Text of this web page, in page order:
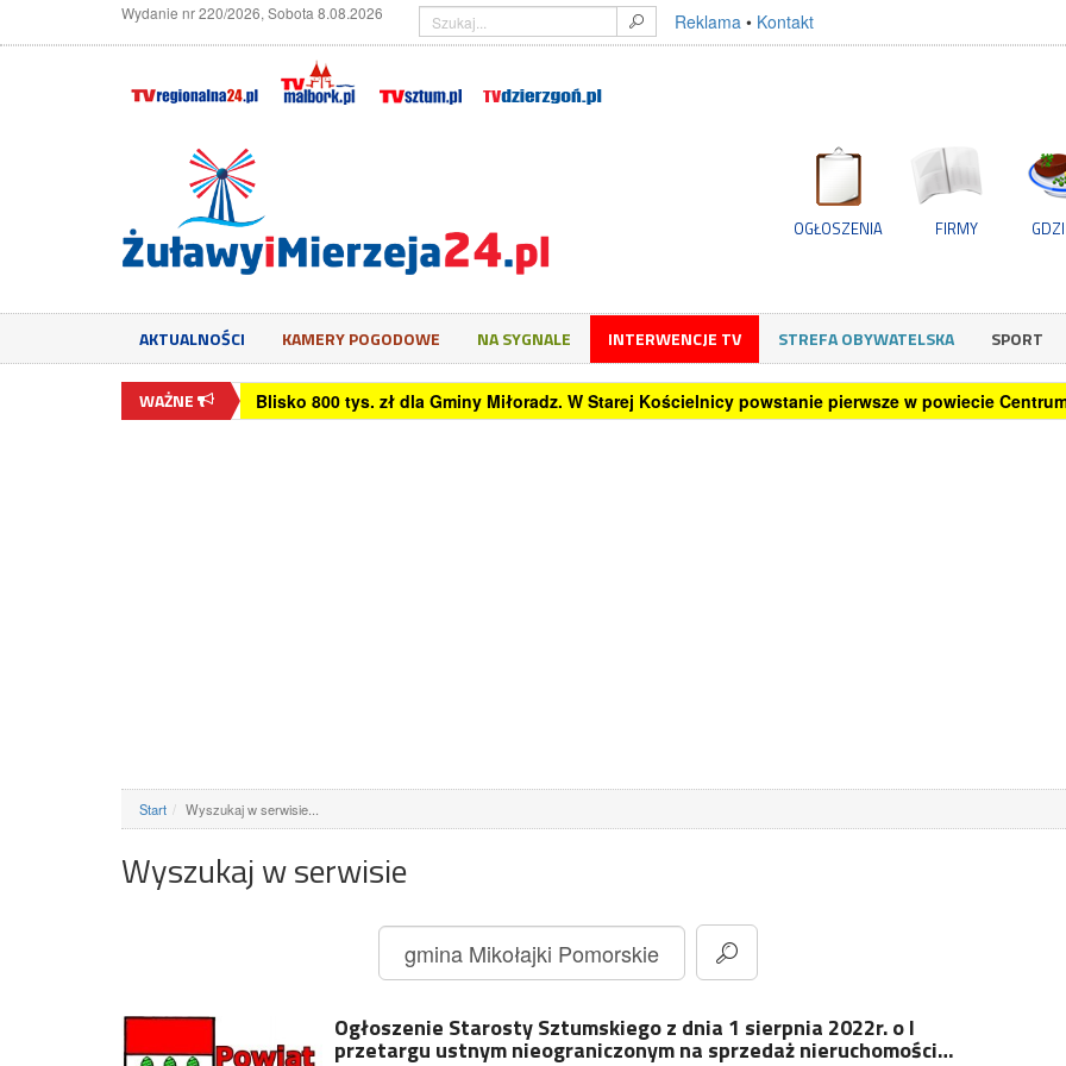
Wydanie nr 220/2026, Sobota 8.08.2026 Reklama • Kontakt
OGŁOSZENIA FIRMY
AKTUALNOŚCI KAMERY POGODOWE NA SYGNALE INTERWENCJE TV STREFA OBYWATELSKA SPORT
WAŻNE Czy monitor 24 cale jest dobry do home office? Sprawdzamy
Start Wyszukaj w serwisie...
Wyszukaj w serwisie
Ogłoszenie Starosty Sztumskiego z dnia 1 sierpnia 2022r. o I
przetargu ustnym nieograniczonym na sprzedaż nieruchomości…